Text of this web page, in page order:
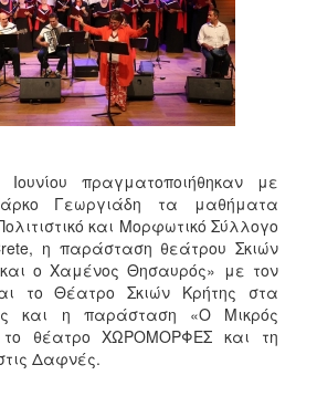
πραγματοποιήθηκαν με
Γεωργιάδη τα μαθήματα
και Μορφωτικό Σύλλογο
η παράσταση θεάτρου Σκιών
ο Χαμένος Θησαυρός» με τον
το Θέατρο Σκιών Κρήτης στα
και η παράσταση «Ο Μικρός
το θέατρο ΧΩΡΟΜΟΡΦΕΣ και τη
Δαφνές.